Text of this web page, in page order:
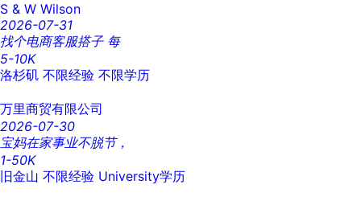
S & W Wilson
2026-07-31
找个电商客服搭子 每
5-10K
洛杉矶 不限经验 不限学历
万里商贸有限公司
2026-07-30
宝妈在家事业不脱节，
1-50K
旧金山 不限经验 University学历